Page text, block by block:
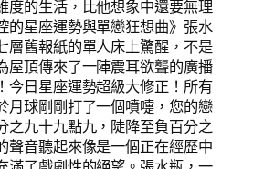
度的生活，比他想象中還要無理
的星座運勢與單戀狂想曲》張水
層舊報紙的單人床上驚醒，不是
屋頂傳來了一陣震耳欲聾的廣播
今日星座運勢超級大修正！所有
月球剛剛打了一個噴嚏，您的戀
之九十九點九，陡降至負百分之
聲音聽起來像是一個正在經歷中